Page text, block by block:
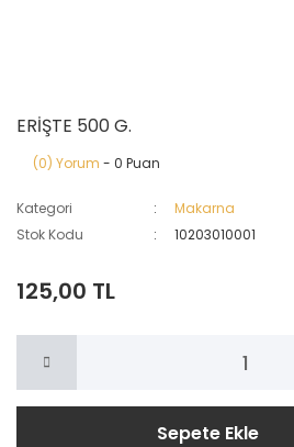
ERİŞTE 500 G.
(0) Yorum - 0 Puan
Kategori
Makarna
Stok Kodu
10203010001
125,00 TL
Sepete Ekle